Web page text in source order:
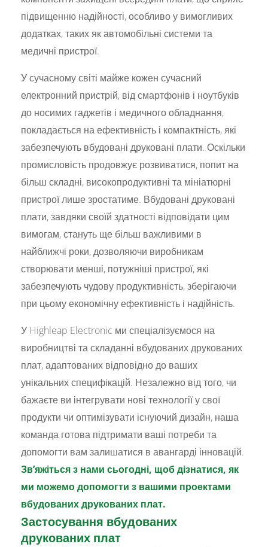
підвищенню надійності, особливо у вимогливих
додатках, таких як автомобільні системи та
медичні пристрої.
У сучасному світі майже кожен сучасний
електронний пристрій, від смартфонів і ноутбуків
до носимих гаджетів і медичного обладнання,
покладається на ефективність і компактність, які
забезпечують вбудовані друковані плати. Оскільки
промисловість продовжує розвиватися, попит на
більш складні, високопродуктивні та мініатюрні
пристрої лише зростатиме. Вбудовані друковані
плати, завдяки своїй здатності відповідати цим
вимогам, стануть ще більш важливими в
найближчі роки, дозволяючи виробникам
створювати менші, потужніші пристрої, які
забезпечують чудову продуктивність, зберігаючи
при цьому економічну ефективність і надійність.
У Highleap Electronic ми спеціалізуємося на
виробництві та складанні вбудованих друкованих
плат, адаптованих відповідно до ваших
унікальних специфікацій. Незалежно від того, чи
бажаєте ви інтегрувати нові технології у свої
продукти чи оптимізувати існуючий дизайн, наша
команда готова підтримати ваші потреби та
допомогти вам залишатися в авангарді інновацій.
Зв’яжіться з нами сьогодні, щоб дізнатися, як
ми можемо допомогти з вашими проектами
вбудованих друкованих плат.
Застосування вбудованих
друкованих плат